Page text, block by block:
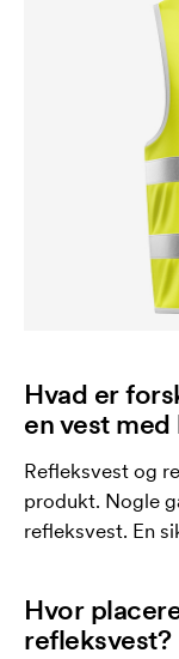
Hvad er
en vest
Refleksvest og
produkt. Nogle
refleksvest. En
Hvor
refleksvest?